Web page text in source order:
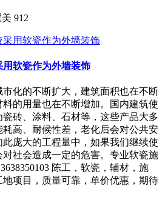
912
软瓷作为外墙装饰
化的不断扩大，建筑面积也在不断
的用量也在不断增加。国内建筑使
瓷砖、涂料、石材等，这些产品大多
耗高、耐候性差，老化后会对公共安
庞大的工程量中，如果我们继续使
对社会造成一定的危害。专业软瓷施
陈工，软瓷，辅材，施
地项目，质量可靠，单价优惠，期待